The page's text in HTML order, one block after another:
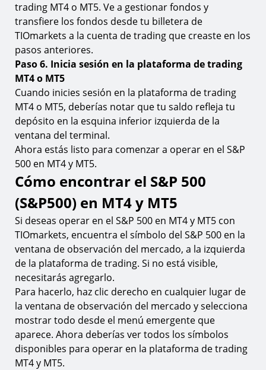
trading MT4 o MT5. Ve a gestionar fondos y
transfiere los fondos desde tu billetera de
TIOmarkets a la cuenta de trading que creaste en los
pasos anteriores.
Paso 6. Inicia sesión en la plataforma de trading
MT4 o MT5
Cuando inicies sesión en la plataforma de trading
MT4 o MT5, deberías notar que tu saldo refleja tu
depósito en la esquina inferior izquierda de la
ventana del terminal.
Ahora estás listo para comenzar a operar en el S&P
500 en MT4 y MT5.
Cómo encontrar el S&P 500
(S&P500) en MT4 y MT5
Si deseas operar en el S&P 500 en MT4 y MT5 con
TIOmarkets, encuentra el símbolo del S&P 500 en la
ventana de observación del mercado, a la izquierda
de la plataforma de trading. Si no está visible,
necesitarás agregarlo.
Para hacerlo, haz clic derecho en cualquier lugar de
la ventana de observación del mercado y selecciona
mostrar todo desde el menú emergente que
aparece. Ahora deberías ver todos los símbolos
disponibles para operar en la plataforma de trading
MT4 y MT5.